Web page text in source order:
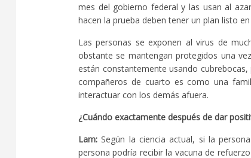
mes del gobierno federal y las usan al
hacen la prueba deben tener un plan listo
Las personas se exponen al virus de
obstante se mantengan protegidos una
están constantemente usando
compañeros de cuarto es como una
interactuar con los demás afuera.
¿Cuándo exactamente después de dar
Lam:Según la ciencia actual, si la
persona podría recibir la vacuna de